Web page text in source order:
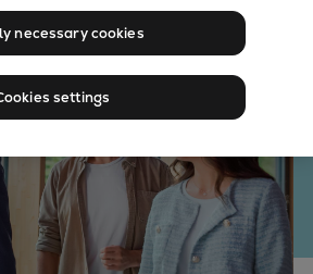
necessary cookies
settings